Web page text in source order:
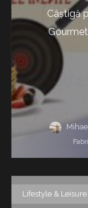
Câștigă
Lifestyle & Leisure